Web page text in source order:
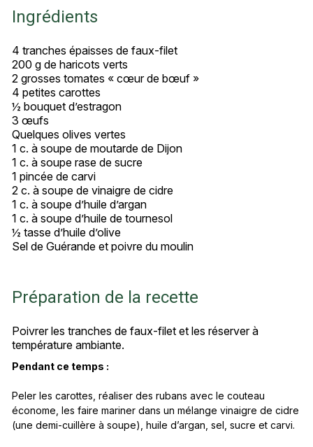
Ingrédients
4 tranches épaisses de faux-filet
200 g de haricots verts
2 grosses tomates « cœur de bœuf »
4 petites carottes
½ bouquet d’estragon
3 œufs
Quelques olives vertes
1 c. à soupe de moutarde de Dijon
1 c. à soupe rase de sucre
1 pincée de carvi
2 c. à soupe de vinaigre de cidre
1 c. à soupe d’huile d’argan
1 c. à soupe d’huile de tournesol
½ tasse d’huile d’olive
Sel de Guérande et poivre du moulin
Préparation de la recette
Poivrer les tranches de faux-filet et les réserver à
température ambiante.
Pendant ce temps :
Peler les carottes, réaliser des rubans avec le couteau
économe, les faire mariner dans un mélange vinaigre de cidre
(une demi-cuillère à soupe), huile d’argan, sel, sucre et carvi.